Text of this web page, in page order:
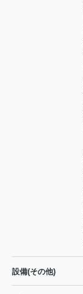
設備(その他)